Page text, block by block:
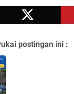
postingan ini :